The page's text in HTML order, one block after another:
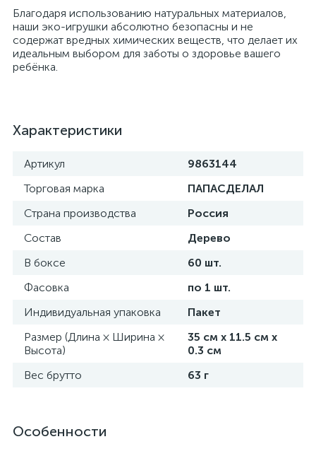
Благодаря использованию натуральных материалов,
наши эко-игрушки абсолютно безопасны и не
содержат вредных химических веществ, что делает их
идеальным выбором для заботы о здоровье вашего
ребёнка.
Характеристики
Артикул
9863144
Торговая марка
ПАПАСДЕЛАЛ
Страна производства
Россия
Состав
Дерево
В боксе
60 шт.
Фасовка
по 1 шт.
Индивидуальная упаковка
Пакет
Размер (Длина × Ширина ×
Высота)
35 см х 11.5 см х
0.3 см
Вес брутто
63 г
Особенности